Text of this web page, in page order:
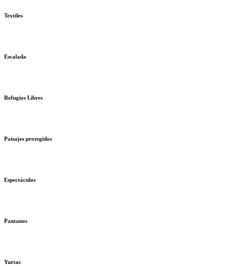
Textiles
Escalada
Refugios Libres
Paisajes protegidos
Espectáculos
Pantanos
Yurtas